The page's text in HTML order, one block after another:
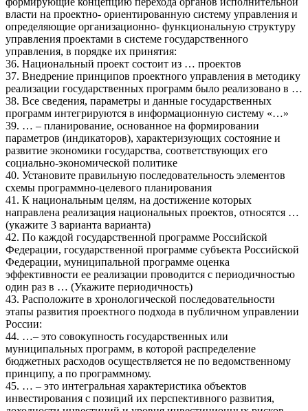
власти на проектно- ориентированную систему управления и
определяющие организационно- функциональную структуру
управления проектами в системе государственного
управления, в порядке их принятия:
36. Национальный проект состоит из … проектов
37. Внедрение принципов проектного управления в методику
реализации государственных программ было реализовано в …
38. Все сведения, параметры и данные государственных
программ интегрируются в информационную систему «…»
39. … – планирование, основанное на формировании
параметров (индикаторов), характеризующих состояние и
развитие экономики государства, соответствующих его
социально-экономической политике
40. Установите правильную последовательность элементов
схемы программно-целевого планирования
41. К национальным целям, на достижение которых
направлена реализация национальных проектов, относятся …
(укажите 3 варианта варианта)
42. По каждой государственной программе Российской
Федерации, государственной программе субъекта Российской
Федерации, муниципальной программе оценка
эффективности ее реализации проводится с периодичностью
один раз в … (Укажите периодичность)
43. Расположите в хронологической последовательности
этапы развития проектного подхода в публичном управлении
России:
44. …– это совокупность государственных или
муниципальных программ, в которой распределение
бюджетных расходов осуществляется не по ведомственному
принципу, а по программному.
45. … – это интегральная характеристика объектов
инвестирования с позиций их перспективного развития,